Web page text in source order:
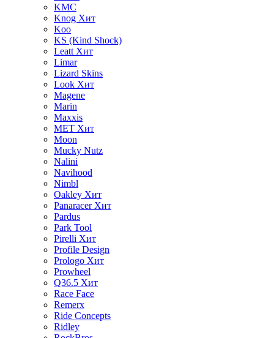
KMC
Knog Хит
Koo
KS (Kind Shock)
Leatt Хит
Limar
Lizard Skins
Look Хит
Magene
Marin
Maxxis
MET Хит
Moon
Mucky Nutz
Nalini
Navihood
Nimbl
Oakley Хит
Panaracer Хит
Pardus
Park Tool
Pirelli Хит
Profile Design
Prologo Хит
Prowheel
Q36.5 Хит
Race Face
Remerx
Ride Concepts
Ridley